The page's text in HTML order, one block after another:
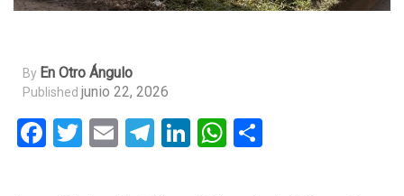
By En Otro Ángulo
Published junio 22, 2026
Facebook
Twitter
EmailTelegram
LinkedIn
WhatsApp